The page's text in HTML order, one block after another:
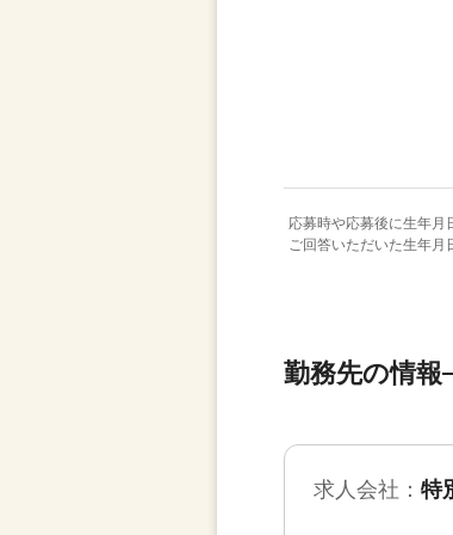
応募時や応募後に生年
ご回答いただいた生年月
勤務先の情報
求人会社： 特